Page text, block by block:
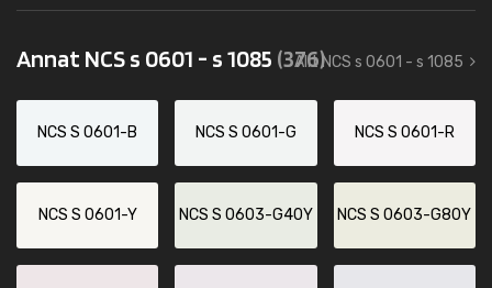
Annat NCS s 0601 - s 1085 (376)
Allt NCS s 0601 - s 1085
NCS S 0601-B NCS S 0601-G NCS S 0601-R
NCS S 0601-Y NCS S 0603-G40Y NCS S 0603-G80Y